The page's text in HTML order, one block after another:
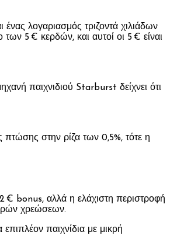
λογαριασμός τριζοντά χιλιάδων
5 € κερδών, και αυτοί οι 5 € είναι
παιχνιδιού Starburst δείχνει ότι
πτώσης στην ρίζα των 0,5%, τότε η
€ bonus, αλλά η ελάχιστη περιστροφή
χρεώσεων.
παιχνίδια με μικρή